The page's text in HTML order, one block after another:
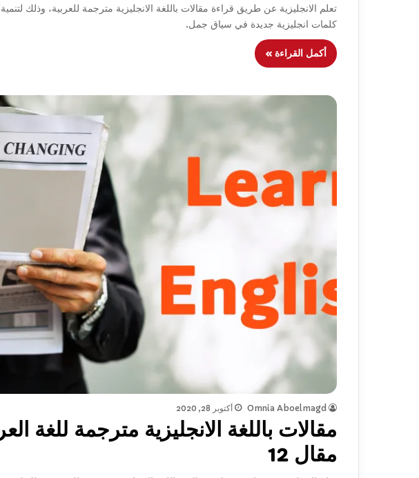
تعلم الانجليزية عن طريق قراءة مقالات باللغة الانجليزية مترجمة للعربية، وذلك
كلمات انجليزية جديدة في سياق جمل.
أكمل القراءة »
Omnia Aboelmagd أكتوبر 28, 2020
مقالات باللغة الانجليزية مترجمة للغة
مقال 12